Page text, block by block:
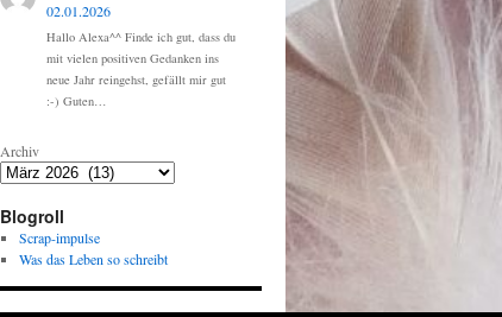
02.01.2026
Hallo Alexa^^ Finde ich gut, dass du
mit vielen positiven Gedanken ins
neue Jahr reingehst, gefällt mir gut
:-) Guten…
Archiv
Blogroll
Scrap-impulse
Was das Leben so schreibt